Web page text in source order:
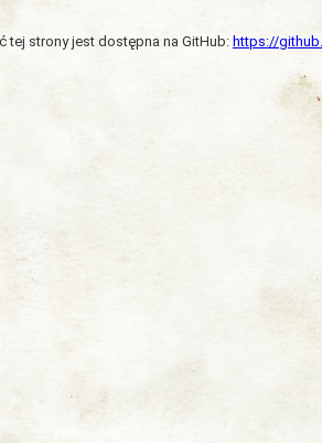
tej strony jest dostępna na GitHub: https://